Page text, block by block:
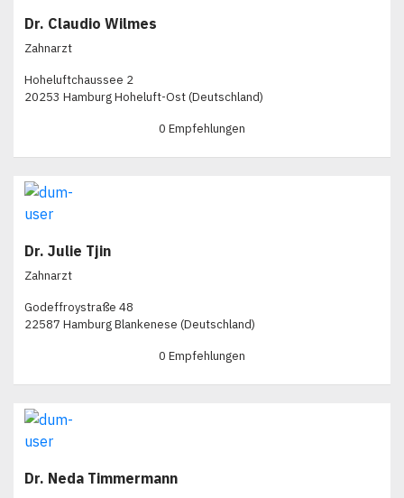
Dr. Claudio Wilmes
Zahnarzt
Hoheluftchaussee 2
20253 Hamburg Hoheluft-Ost (Deutschland)
0 Empfehlungen
Dr. Julie Tjin
Zahnarzt
Godeffroystraße 48
22587 Hamburg Blankenese (Deutschland)
0 Empfehlungen
Dr. Neda Timmermann